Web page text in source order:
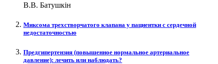
В.В. Батушкін
Миксома трехстворчатого клапана у пациентки с сердечной
недостаточностью
Предгипертензия (повышенное нормальное артериальное
давление): лечить или наблюдать?